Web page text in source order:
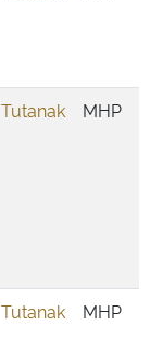
Tutanak MHP
Tutanak MHP